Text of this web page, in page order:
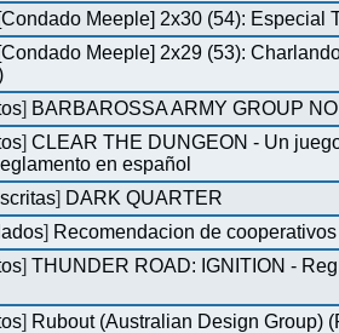
[Condado Meeple] 2x30 (54): Especial
[Condado Meeple] 2x29 (53):
] BARBAROSSA ARMY GROUP
]CLEAR THE DUNGEON - Un
en español
] DARK QUARTER
] Recomendacion de
]THUNDER ROAD: IGNITION -
] Rubout (Australian Design Group)